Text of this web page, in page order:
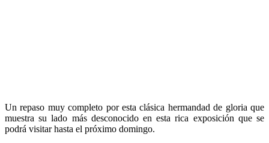
Un repaso muy completo por esta clásica hermandad de gloria que
muestra su lado más desconocido en esta rica exposición que se
podrá visitar hasta el próximo domingo.